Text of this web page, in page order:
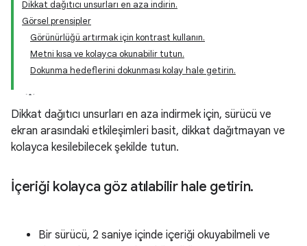
Dikkat dağıtıcı unsurları en aza indirin.
Görsel prensipler
Görünürlüğü artırmak için kontrast kullanın.
Metni kısa ve kolayca okunabilir tutun.
Dokunma hedeflerini dokunması kolay hale getirin.
Dikkat dağıtıcı unsurları en aza indirmek için, sürücü ve
ekran arasındaki etkileşimleri basit, dikkat dağıtmayan ve
kolayca kesilebilecek şekilde tutun.
İçeriği kolayca göz atılabilir hale getirin.
Bir sürücü, 2 saniye içinde içeriği okuyabilmeli ve